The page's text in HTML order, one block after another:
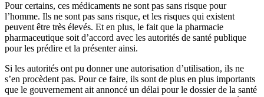
Pour certains, ces médicaments ne sont pas sans risque pour
l’homme. Ils ne sont pas sans risque, et les risques qui existent
peuvent être très élevés. Et en plus, le fait que la pharmacie
pharmaceutique soit d’accord avec les autorités de santé publique
pour les prédire et la présenter ainsi.
Si les autorités ont pu donner une autorisation d’utilisation, ils ne
s’en procèdent pas. Pour ce faire, ils sont de plus en plus importants
que le gouvernement ait annoncé un délai pour le dossier de la santé